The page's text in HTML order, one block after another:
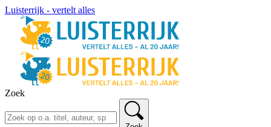
Luisterrijk - vertelt alles
Zoek